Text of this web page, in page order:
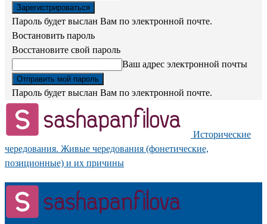
Пароль будет выслан Вам по электронной почте.
Востановить пароль
Восстановите свой пароль
Ваш адрес электронной почты
Пароль будет выслан Вам по электронной почте.
Исторические
чередования. Живые чередования (фонетические,
позиционные) и их причины